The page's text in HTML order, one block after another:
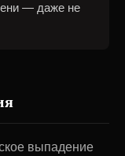
— даже не
выпадение